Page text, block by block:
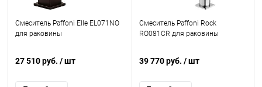
Смеситель Paffoni Elle EL071NO
для раковины
27 510 руб. / шт
Смеситель Paffoni Rock
RO081CR для раковины
39 770 руб. / шт